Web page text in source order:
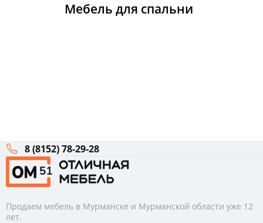
Мебель для спальни
8 (8152) 78-29-28
Продаем мебель в Мурманске и Мурманской области уже 12
лет.